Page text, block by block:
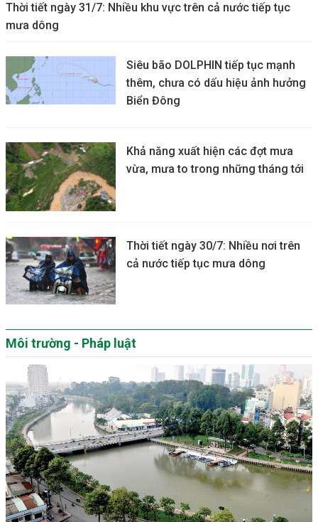
Thời tiết ngày 31/7: Nhiều khu vực trên cả nước tiếp tục
mưa dông
Siêu bão DOLPHIN tiếp tục mạnh
thêm, chưa có dấu hiệu ảnh hưởng
Biển Đông
Khả năng xuất hiện các đợt mưa
vừa, mưa to trong những tháng tới
Thời tiết ngày 30/7: Nhiều nơi trên
cả nước tiếp tục mưa dông
Môi trường - Pháp luật